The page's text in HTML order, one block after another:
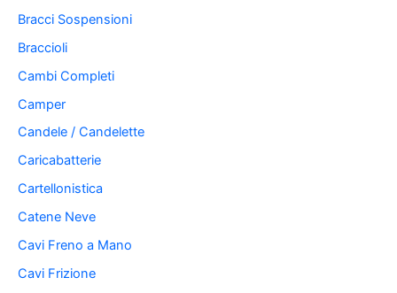
Bracci Sospensioni
Braccioli
Cambi Completi
Camper
Candele / Candelette
Caricabatterie
Cartellonistica
Catene Neve
Cavi Freno a Mano
Cavi Frizione